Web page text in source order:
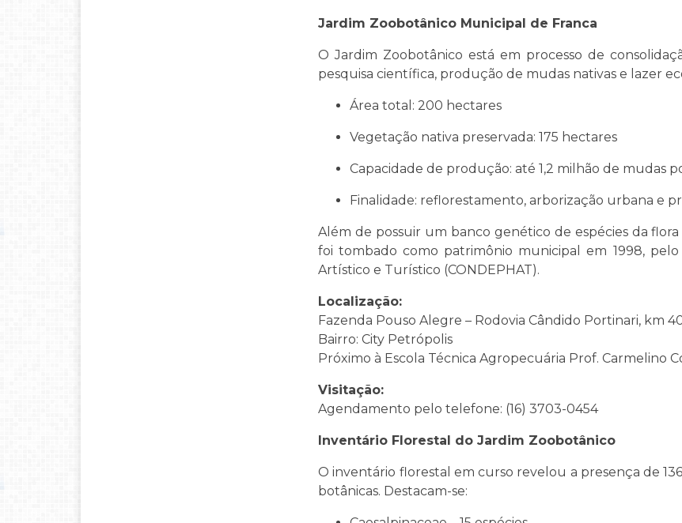
Jardim Zoobotânico Municipal de Franca
O Jardim Zoobotânico está em processo de
pesquisa científica, produção de mudas nativas e lazer
Área total: 200 hectares
Vegetação nativa preservada: 175 hectares
Capacidade de produção: até 1,2 milhão de mudas
Finalidade: reflorestamento, arborização urbana e
Além de possuir um banco genético de espécies da
foi tombado como patrimônio municipal em 1998,
Artístico e Turístico (CONDEPHAT).
Localização:
Fazenda Pouso Alegre – Rodovia Cândido Portinari, km
Bairro: City Petrópolis
Próximo à Escola Técnica Agropecuária Prof. Carmelino
Visitação:
Agendamento pelo telefone: (16) 3703-0454
Inventário Florestal do Jardim Zoobotânico
O inventário florestal em curso revelou a presença de
botânicas. Destacam-se: